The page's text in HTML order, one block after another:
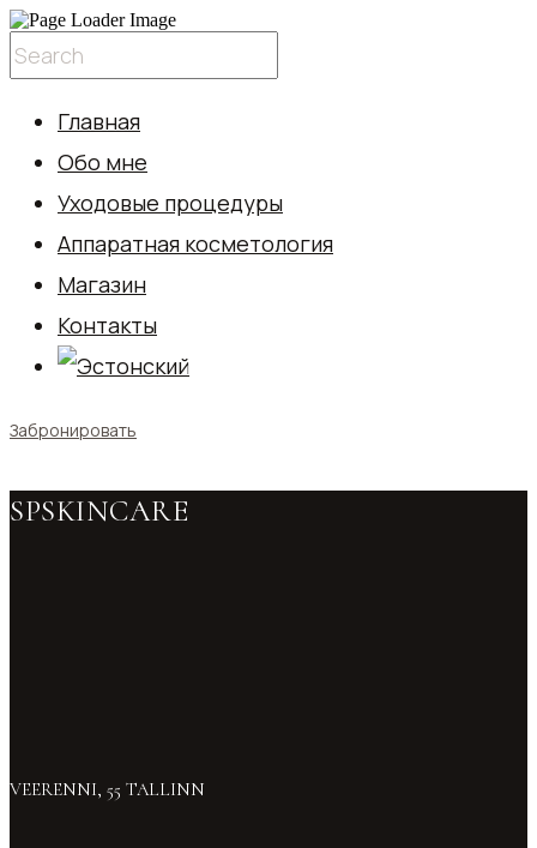
Главная
Обо мне
Уходовые процедуры
Аппаратная косметология
Магазин
Контакты
Забронировать
SPSKINCARE
VEERENNI, 55 TALLINN